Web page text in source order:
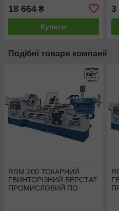
18 664 ₴
Купити
3
Подібні товари компанії
RDM 200 ТОКАРНИЙ
ГВИНТОРІЗНИЙ ВЕРСТАТ
ПРОМИСЛОВИЙ ПО